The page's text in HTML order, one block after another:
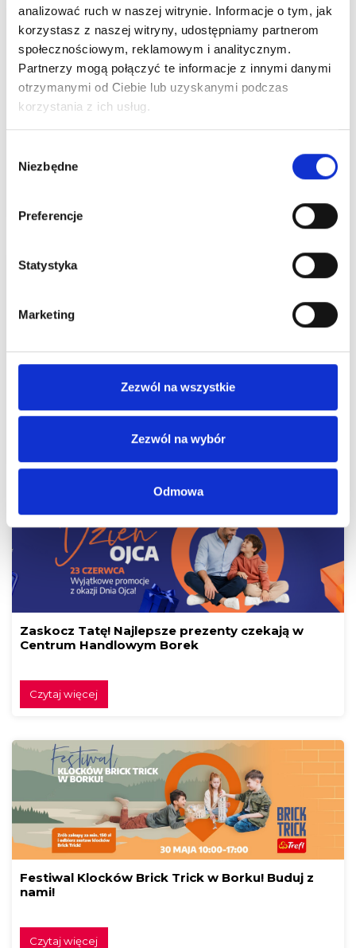
analizować ruch w naszej witrynie. Informacje o tym, jak
korzystasz z naszej witryny, udostępniamy partnerom
społecznościowym, reklamowym i analitycznym.
Partnerzy mogą połączyć te informacje z innymi danymi
otrzymanymi od Ciebie lub uzyskanymi podczas
korzystania z ich usług.
zgody
Niezbędne
Preferencje
Statystyka
Marketing
Zezwól na wszystkie
Zezwól na wybór
Odmowa
ALE UPAŁ! Dbajmy o siebie nawzajem.
Zaskocz Tatę! Najlepsze prezenty czekają w
Centrum Handlowym Borek
Czytaj więcej
Festiwal Klocków Brick Trick w Borku! Buduj z
nami!
Czytaj więcej